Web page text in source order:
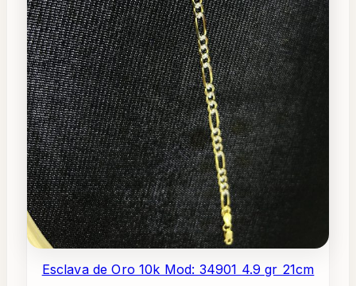
Esclava de Oro 10k Mod: 34901 4.9 gr 21cm